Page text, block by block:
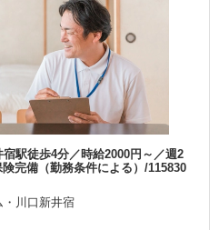
宿駅徒歩4分／時給2000円～／週2
完備（勤務条件による）/115830
・川口新井宿